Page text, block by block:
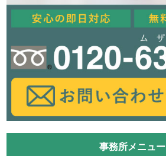
事務所メニュー